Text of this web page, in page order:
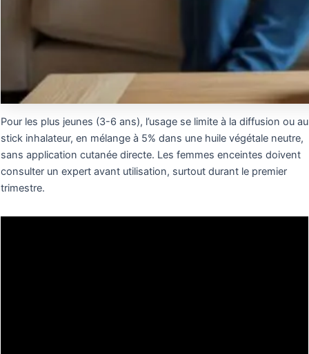
Pour les plus jeunes (3-6 ans), l’usage se limite à la diffusion ou au
stick inhalateur, en mélange à 5% dans une huile végétale neutre,
sans application cutanée directe. Les femmes enceintes doivent
consulter un expert avant utilisation, surtout durant le premier
trimestre.